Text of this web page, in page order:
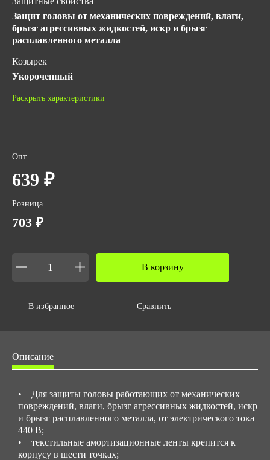
Защит головы от механических повреждений, влаги,
брызг агрессивных жидкостей, искр и брызг
расплавленного металла
Козырек
Укороченный
ГОСТ
Вес за ед,кг
0.25
Объем за ед,м3
0.007
Раскрыть характеристики
Опт
639 ₽
Розница
703 ₽
В корзину
В избранное Сравнить
Описание
• Для защиты головы работающих от механических
повреждений, влаги, брызг агрессивных жидкостей, искр
и брызг расплавленного металла, от электрического тока
440 В;
• текстильные амортизационные ленты крепится к
корпусу в шести точках;